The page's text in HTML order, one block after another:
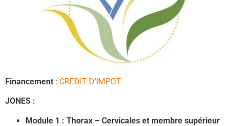
Financement : CREDIT D’IMPOT
JONES :
Module 1 : Thorax – Cervicales et membre supérieur